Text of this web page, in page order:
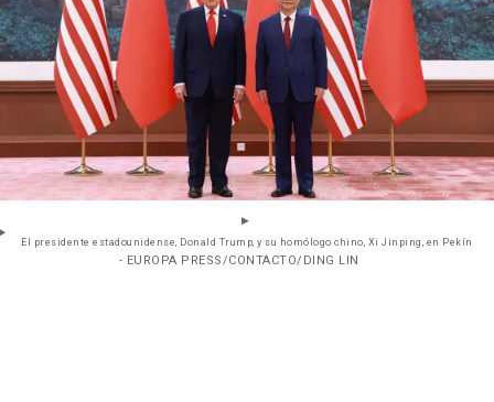
El presidente estadounidense, Donald Trump, y su homólogo chino, Xi Jinping, en Pekín
- EUROPA PRESS/CONTACTO/DING LIN